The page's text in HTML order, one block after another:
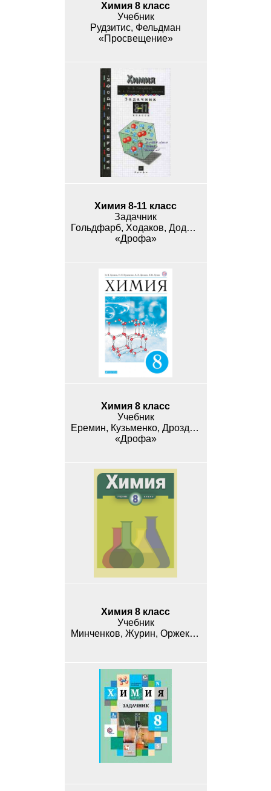
Химия 8 класс
Учебник
Рудзитис, Фельдман
«Просвещение»
Химия 8-11 класс
Задачник
Гольдфарб, Ходаков, Додонов
«Дрофа»
Химия 8 класс
Учебник
Еремин, Кузьменко, Дроздов, Лунин
«Дрофа»
Химия 8 класс
Учебник
Минченков, Журин, Оржековский, Смирнова